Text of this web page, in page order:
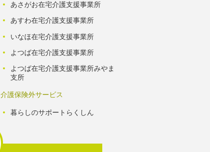
あさがお在宅介護支援事業所
あすわ在宅介護支援事業所
いなほ在宅介護支援事業所
よつば在宅介護支援事業所
よつば在宅介護支援事業所みやま
支所
介護保険外サービス
暮らしのサポートらくしん